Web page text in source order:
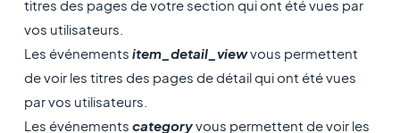
titres des pages de votre section qui ont été vues par
vos utilisateurs.
Les événements item_detail_viewvous permettent
de voir les titres des pages de détail qui ont été vues
par vos utilisateurs.
Les événements categoryvous permettent de voir les